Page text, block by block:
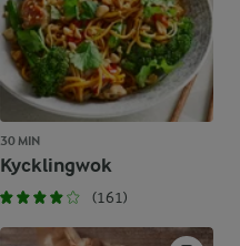
30 MIN
Kycklingwok
(161)